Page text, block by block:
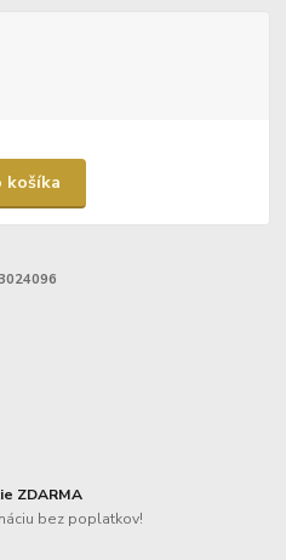
košíka
ZDARMA
bez poplatkov!